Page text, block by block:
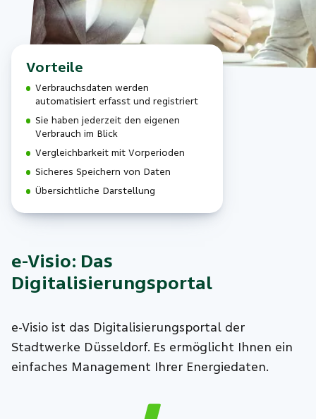
Vorteile
Verbrauchsdaten werden
automatisiert erfasst und registriert
Sie haben jederzeit den eigenen
Verbrauch im Blick
Vergleichbarkeit mit Vorperioden
Sicheres Speichern von Daten
Übersichtliche Darstellung
e-Visio: Das
Digitalisierungsportal
e-Visio ist das Digitalisierungsportal der
Stadtwerke Düsseldorf. Es ermöglicht Ihnen ein
einfaches Management Ihrer Energiedaten.